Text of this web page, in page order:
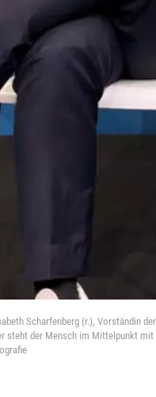
Scharfenberg (r.), Vorständin
steht der Mensch im Mittelpunkt mit